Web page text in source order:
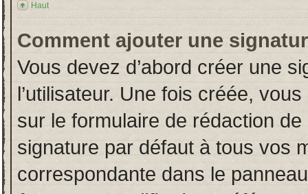
Haut
Comment ajouter une
Vous devez d’abord créer une
l’utilisateur. Une fois créée,
sur le formulaire de rédaction
signature par défaut à tous vos
correspondante dans le